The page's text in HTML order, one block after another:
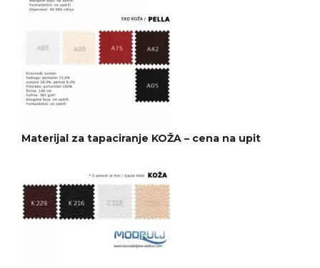
Materijal za tapaciranje KOŽA – cena na upit